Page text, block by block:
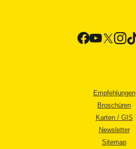
Empfehlungen
Broschüren
Karten / GIS
Newsletter
Sitemap